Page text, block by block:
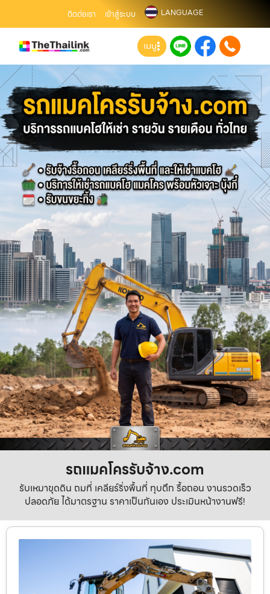
ติดต่อเรา เข้าสู่ระบบ LANGUAGE
เมนู
รถแมคโครรับจ้าง.com
รับเหมาขุดดิน ถมที่ เคลียร์ริ่งพื้นที่ ทุบตึก รื้อถอน งานรวดเร็ว
ปลอดภัย ได้มาตรฐาน ราคาเป็นกันเอง ประเมินหน้างานฟรี!